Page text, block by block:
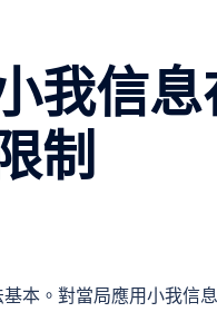
我信
制
本。對當局應用小我信